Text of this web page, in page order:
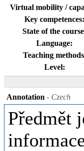
Virtual mobility /
Key competences:
State of the
Language:
Teaching
Level:
Annotation - Czech
Předmět